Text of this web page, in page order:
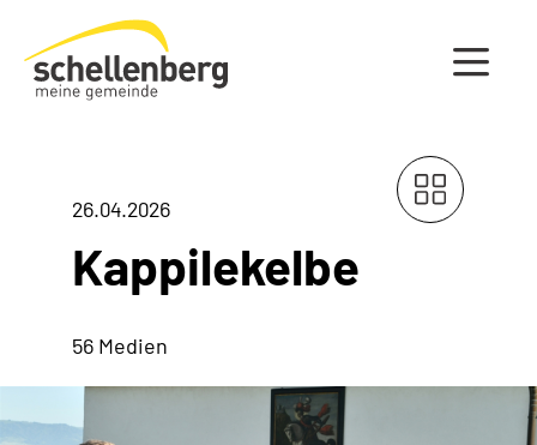
Gemeinde Schellenberg Startseite
26.04.2026
Kappilekelbe
56 Medien